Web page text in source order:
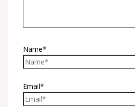
Name*
Email*